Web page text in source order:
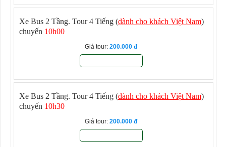
Xe Bus 2 Tầng. Tour 4 Tiếng (dành cho khách Việt Nam)
chuyến 10h00
Giá tour: 200.000
Xe Bus 2 Tầng. Tour 4 Tiếng (dành cho khách Việt Nam)
chuyến 10h30
Giá tour: 200.000